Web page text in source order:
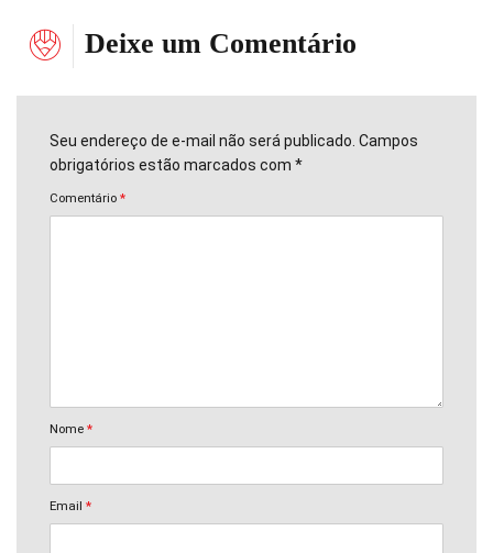
Deixe um Comentário
Seu endereço de e-mail não será publicado. Campos
obrigatórios estão marcados com *
Comentário *
Nome *
Email *